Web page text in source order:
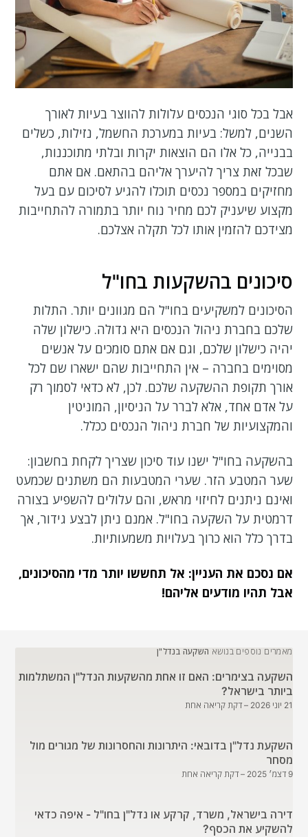
אבל בכל סוגי הנכסים עלולות להווצר בעיות לאורך
השנים, למשל: בעיות במערכת החשמל, נזילות, כשלים
בבנייה, כל אלו הם הוצאות יקרות ובלתי מתוכננות,
שבכל זאת צריך להיערך אליהם בהתאם. אם אתם
מחזיקים במספר נכסים תוכלו להגיע לסיכום עם בעל
מקצוע שיעניק לכם מחיר נוח יותר בתמורה להתחייבות
מצידכם להזמין אותו לכל תקלה אצלכם.
סיכונים בהשקעות בחו"ל
הסיכונים למשקיעים בחו"ל הם מגוונים יותר. התלות
שלכם בחברת ניהול הנכסים היא גדולה. כישלון שלה
יהיה כישלון שלכם, וגם אם אתם סומכים על אנשים
מסוימים בחברה – אין התחייבות שהם ישארו שם לכל
אורך תקופת ההשקעה שלכם. לכן, לא כדאי לסמוך רק
על אדם אחד, אלא לברר על הניסיון, המוניטין
והמקצועיות של חברת ניהול הנכסים ככלל.
בהשקעה בחו"ל ישנו עוד סיכון שצריך לקחת בחשבון:
שער המטבע הזר. שערי המטבעות הם משתנים שכמעט
ואינם ניתנים לחיזוי מראש, והם עלולים להשפיע בצורה
דרמטית על השקעה בחו"ל. אמנם ניתן לבצע גידור, אך
בדרך כלל הוא כרוך בעלויות משמעותיות.
אם נסכם את העניין: אל תחששו יותר מדי מהסיכונים,
אבל תהיו מודעים אליהם!
מאמרים נוספים בנושא השקעה בנדל"ן
השקעה בצימרים: האם זו אחת מהשקעות הנדל"ן המשתלמות
ביותר בישראל?
21 יוני 2026 – דקת קריאה אחת
השקעת נדל"ן בדובאי: היתרונות והחסרונות של מגורים מול
מסחר
9 דצמ׳ 2025 – דקת קריאה אחת
דירה בישראל, משרד, קרקע או נדל"ן בחו"ל - איפה כדאי
להשקיע את הכסף?